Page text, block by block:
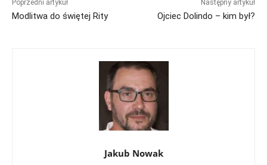
Poprzedni artykuł
Modlitwa do świętej Rity
Następny artykuł
Ojciec Dolindo – kim był?
Jakub Nowak